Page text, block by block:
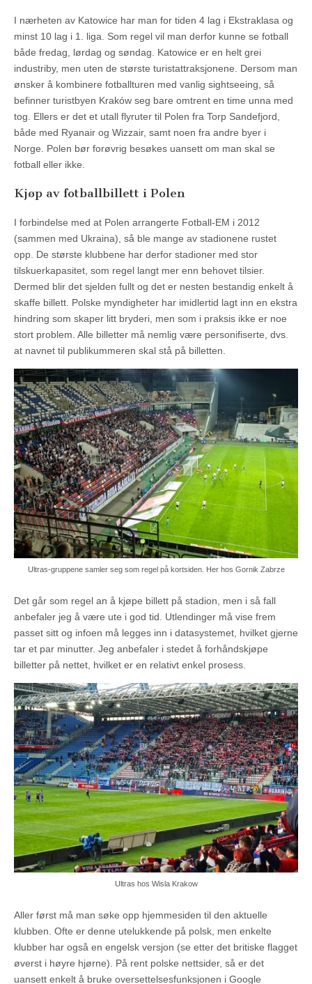
I nærheten av Katowice har man for tiden 4 lag i Ekstraklasa og
minst 10 lag i 1. liga. Som regel vil man derfor kunne se fotball
både fredag, lørdag og søndag. Katowice er en helt grei
industriby, men uten de største turistattraksjonene. Dersom man
ønsker å kombinere fotballturen med vanlig sightseeing, så
befinner turistbyen Kraków seg bare omtrent en time unna med
tog. Ellers er det et utall flyruter til Polen fra Torp Sandefjord,
både med Ryanair og Wizzair, samt noen fra andre byer i
Norge. Polen bør forøvrig besøkes uansett om man skal se
fotball eller ikke.
Kjøp av fotballbillett i Polen
I forbindelse med at Polen arrangerte Fotball-EM i 2012
(sammen med Ukraina), så ble mange av stadionene rustet
opp. De største klubbene har derfor stadioner med stor
tilskuerkapasitet, som regel langt mer enn behovet tilsier.
Dermed blir det sjelden fullt og det er nesten bestandig enkelt å
skaffe billett. Polske myndigheter har imidlertid lagt inn en ekstra
hindring som skaper litt bryderi, men som i praksis ikke er noe
stort problem. Alle billetter må nemlig være personifiserte, dvs.
at navnet til publikummeren skal stå på billetten.
Ultras-gruppene samler seg som regel på kortsiden. Her hos Gornik Zabrze
Det går som regel an å kjøpe billett på stadion, men i så fall
anbefaler jeg å være ute i god tid. Utlendinger må vise frem
passet sitt og infoen må legges inn i datasystemet, hvilket gjerne
tar et par minutter. Jeg anbefaler i stedet å forhåndskjøpe
billetter på nettet, hvilket er en relativt enkel prosess.
Ultras hos Wisla Krakow
Aller først må man søke opp hjemmesiden til den aktuelle
klubben. Ofte er denne utelukkende på polsk, men enkelte
klubber har også en engelsk versjon (se etter det britiske flagget
øverst i høyre hjørne). På rent polske nettsider, så er det
uansett enkelt å bruke oversettelsesfunksjonen i Google